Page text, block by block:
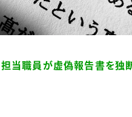
当職員が虚偽報告書を独